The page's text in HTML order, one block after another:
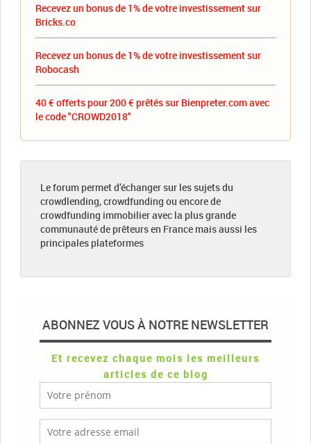
Recevez un bonus de 1% de votre investissement sur
Bricks.co
Recevez un bonus de 1% de votre investissement sur
Robocash
40 € offerts pour 200 € prêtés sur Bienpreter.com avec
le code "CROWD2018"
Le forum permet d’échanger sur les sujets du
crowdlending, crowdfunding ou encore de
crowdfunding immobilier avec la plus grande
communauté de prêteurs en France mais aussi les
principales plateformes
ABONNEZ VOUS À NOTRE NEWSLETTER
Et recevez chaque mois les meilleurs
articles de ce blog